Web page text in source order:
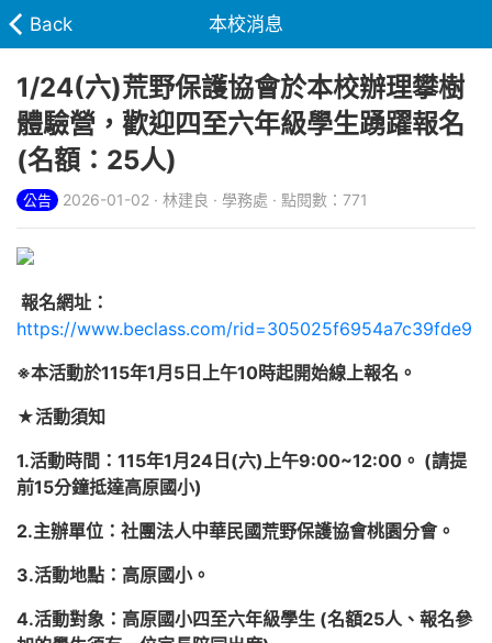
Back 本校消息
1/24(六)荒野保護協會於本校辦理攀樹
體驗營，歡迎四至六年級學生踴躍報名
(名額：25人)
公告 2026-01-02 · 林建良 · 學務處 · 點閱數：771
報名網址：
https://www.beclass.com/rid=305025f6954a7c39fde9
※本活動於115年1月5日上午10時起開始線上報名。
★活動須知
1.活動時間：115年1月24日(六)上午9:00~12:00。 (請提
前15分鐘抵達高原國小)
2.主辦單位：社團法人中華民國荒野保護協會桃園分會。
3.活動地點：高原國小。
4.活動對象：高原國小四至六年級學生 (名額25人、報名參